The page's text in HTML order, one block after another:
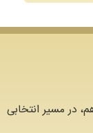
در مسیر انتخابی